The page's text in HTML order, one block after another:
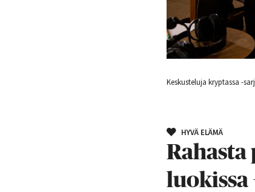
Keskusteluja kryptassa -sarjan toisessa keskustelussa
HYVÄ ELÄMÄ